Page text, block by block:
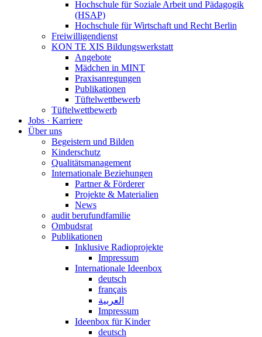
Hochschule für Soziale Arbeit und Pädagogik
(HSAP)
Hochschule für Wirtschaft und Recht Berlin
Freiwilligendienst
KON TE XIS Bildungswerkstatt
Angebote
Mädchen in MINT
Praxisanregungen
Publikationen
Tüftelwettbewerb
Tüftelwettbewerb
Jobs · Karriere
Über uns
Begeistern und Bilden
Kinderschutz
Qualitätsmanagement
Internationale Beziehungen
Partner & Förderer
Projekte & Materialien
News
audit berufundfamilie
Ombudsrat
Publikationen
Inklusive Radioprojekte
Impressum
Internationale Ideenbox
deutsch
français
العربية
Impressum
Ideenbox für Kinder
deutsch